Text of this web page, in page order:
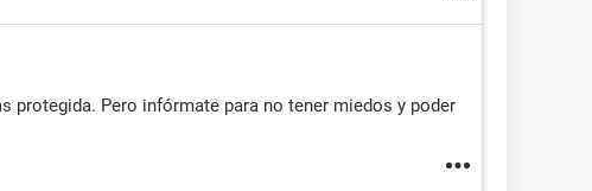
protegida. Pero infórmate para no tener miedos y poder